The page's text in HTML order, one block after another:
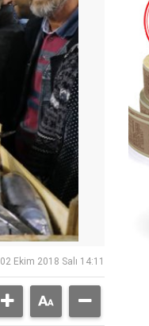
02 Ekim 2018 Salı 14:11